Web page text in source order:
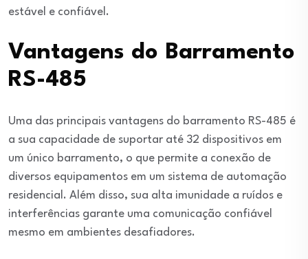
estável e confiável.
Vantagens do Barramento
RS-485
Uma das principais vantagens do barramento RS-485 é
a sua capacidade de suportar até 32 dispositivos em
um único barramento, o que permite a conexão de
diversos equipamentos em um sistema de automação
residencial. Além disso, sua alta imunidade a ruídos e
interferências garante uma comunicação confiável
mesmo em ambientes desafiadores.